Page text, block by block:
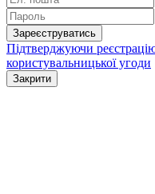
Зареєструватись
Підтверджуючи
користувальницької угоди
Закрити